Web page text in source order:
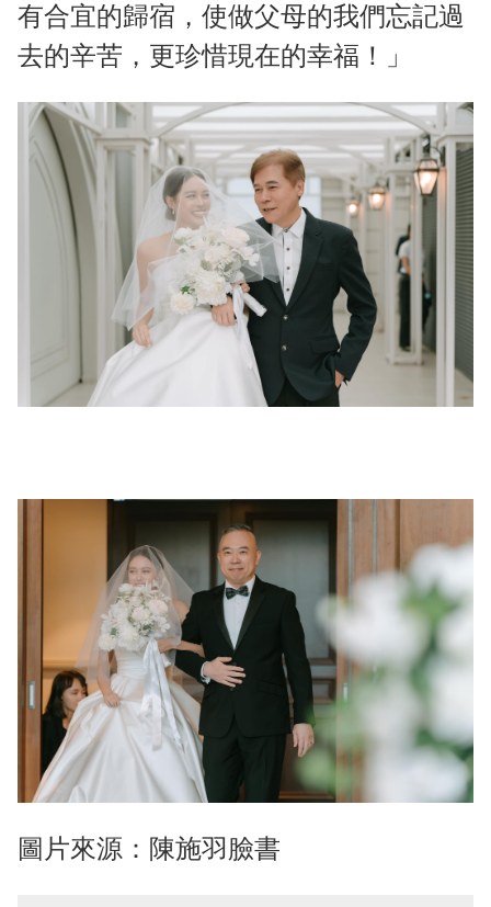
有合宜的歸宿，使做父母的我們忘記過
去的辛苦，更珍惜現在的幸福！」
圖片來源：陳施羽臉書